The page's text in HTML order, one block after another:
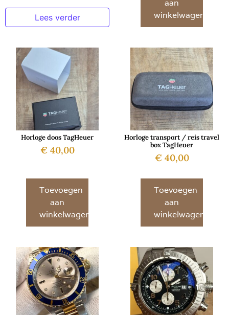
Lees verder
aan
winkelwagen
Horloge doos TagHeuer
€40,00
Toevoegen
aan
winkelwagen
Horloge transport / reis travel
box TagHeuer
€40,00
Toevoegen
aan
winkelwagen